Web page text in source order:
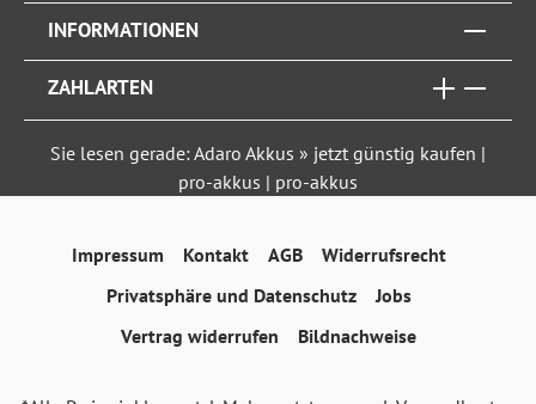
INFORMATIONEN
ZAHLARTEN
Sie lesen gerade: Adaro Akkus » jetzt günstig kaufen |
pro-akkus | pro-akkus
Impressum Kontakt AGB
Widerrufsrecht
Privatsphäre und Datenschutz
Jobs
Vertrag widerrufen
Bildnachweise